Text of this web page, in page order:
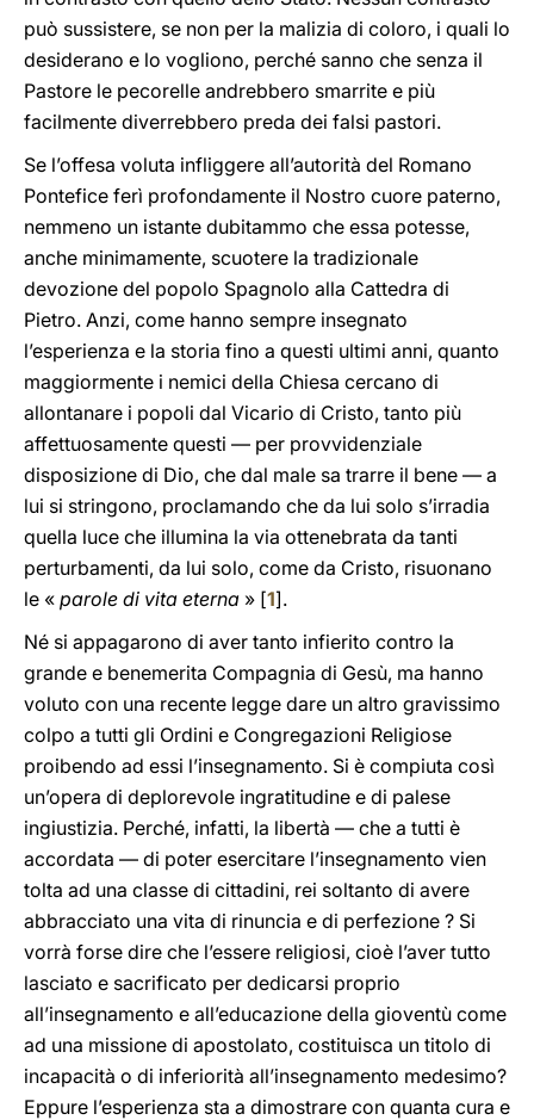
può sussistere, se non per la malizia di coloro, i quali lo
desiderano e lo vogliono, perché sanno che senza il
Pastore le pecorelle andrebbero smarrite e più
facilmente diverrebbero preda dei falsi pastori.
Se l’offesa voluta infliggere all’autorità del Romano
Pontefice ferì profondamente il Nostro cuore paterno,
nemmeno un istante dubitammo che essa potesse,
anche minimamente, scuotere la tradizionale
devozione del popolo Spagnolo alla Cattedra di
Pietro. Anzi, come hanno sempre insegnato
l’esperienza e la storia fino a questi ultimi anni, quanto
maggiormente i nemici della Chiesa cercano di
allontanare i popoli dal Vicario di Cristo, tanto più
affettuosamente questi — per provvidenziale
disposizione di Dio, che dal male sa trarre il bene — a
lui si stringono, proclamando che da lui solo s’irradia
quella luce che illumina la via ottenebrata da tanti
perturbamenti, da lui solo, come da Cristo, risuonano
le « parole di vita eterna » [1].
Né si appagarono di aver tanto infierito contro la
grande e benemerita Compagnia di Gesù, ma hanno
voluto con una recente legge dare un altro gravissimo
colpo a tutti gli Ordini e Congregazioni Religiose
proibendo ad essi l’insegnamento. Si è compiuta così
un’opera di deplorevole ingratitudine e di palese
ingiustizia. Perché, infatti, la libertà — che a tutti è
accordata — di poter esercitare l’insegnamento vien
tolta ad una classe di cittadini, rei soltanto di avere
abbracciato una vita di rinuncia e di perfezione ? Si
vorrà forse dire che l’essere religiosi, cioè l’aver tutto
lasciato e sacrificato per dedicarsi proprio
all’insegnamento e all’educazione della gioventù come
ad una missione di apostolato, costituisca un titolo di
incapacità o di inferiorità all’insegnamento medesimo?
Eppure l’esperienza sta a dimostrare con quanta cura e